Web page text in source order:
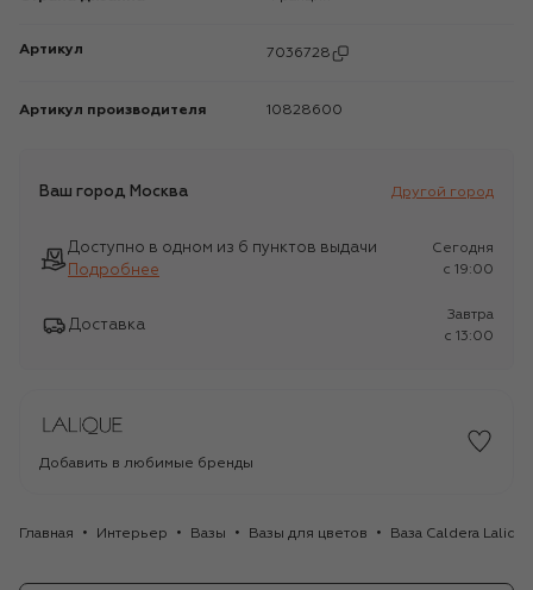
Артикул 7036728
Артикул производителя 10828600
Ваш город Москва Другой город
Доступно в одном из 6 пунктов выдачи
Подробнее
Сегодня
c 19:00
Доставка
Завтра
c 13:00
Добавить в любимые бренды
Главная Интерьер Вазы Вазы для цветов Ваза Caldera